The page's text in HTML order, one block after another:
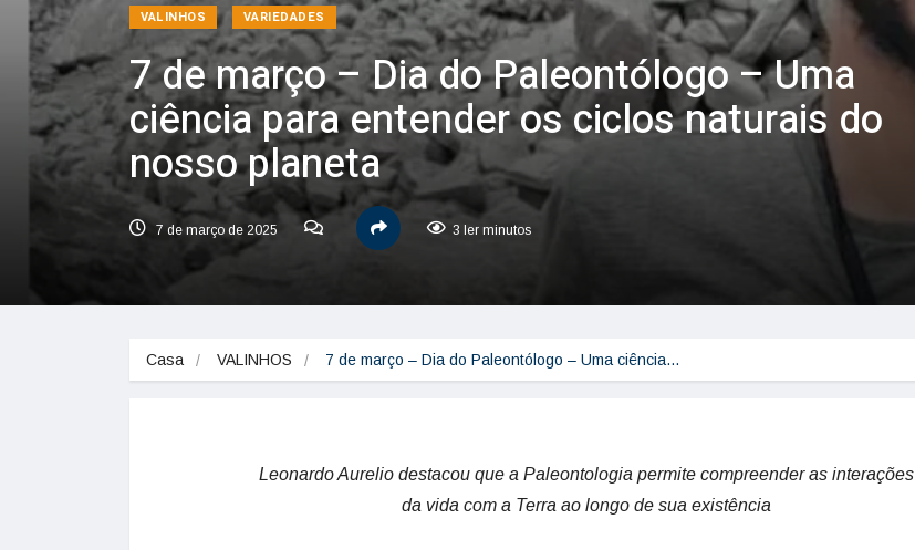
VALINHOS VARIEDADES
7 de março – Dia do Paleontólogo – Uma
ciência para entender os ciclos naturais do
nosso planeta
7 de março de 2025 3 ler minutos
Casa VALINHOS 7 de março – Dia do Paleontólogo – Uma ciência…
Leonardo Aurelio destacou que a Paleontologia permite compreender as interações
da vida com a Terra ao longo de sua existência